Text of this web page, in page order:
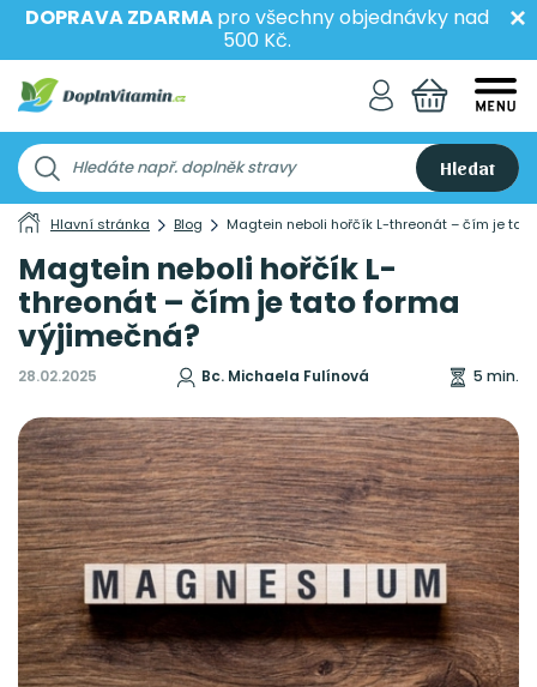
DOPRAVA ZDARMApro všechny objednávky nad
500 Kč.
Hledat
Hlavní stránka Blog Magtein neboli hořčík L-threonát – čím je
Magtein neboli hořčík L-
threonát – čím je tato forma
výjimečná?
28.02.2025 Bc. Michaela Fulínová 5 min.